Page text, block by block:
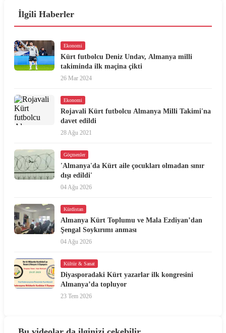
İlgili Haberler
Ekonomi
Kürt futbolcu Deniz Undav, Almanya milli
takiminda ilk maçina çikti
26 Mar 2024
Ekonomi
Rojavali Kürt futbolcu Almanya Milli Takimi'na
davet edildi
28 Ağu 2021
Göçmenler
'Almanya'da Kürt aile çocukları olmadan sınır
dışı edildi'
04 Ağu 2026
Kürdistan
Almanya Kürt Toplumu ve Mala Ezdiyan’dan
Şengal Soykırımı anması
04 Ağu 2026
Kültür & Sanat
Diyasporadaki Kürt yazarlar ilk kongresini
Almanya’da topluyor
23 Tem 2026